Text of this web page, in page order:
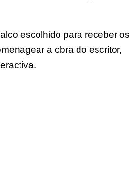
escolhido para receber os
a obra do escritor,